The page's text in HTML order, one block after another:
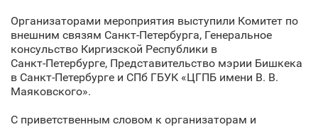
Организаторами мероприятия выступили Комитет по
внешним связям Санкт‑Петербурга, Генеральное
консульство Киргизской Республики в
Санкт‑Петербурге, Представительство мэрии Бишкека
в Санкт‑Петербурге и СПб ГБУК «ЦГПБ имени В. В.
Маяковского».
С приветственным словом к организаторам и